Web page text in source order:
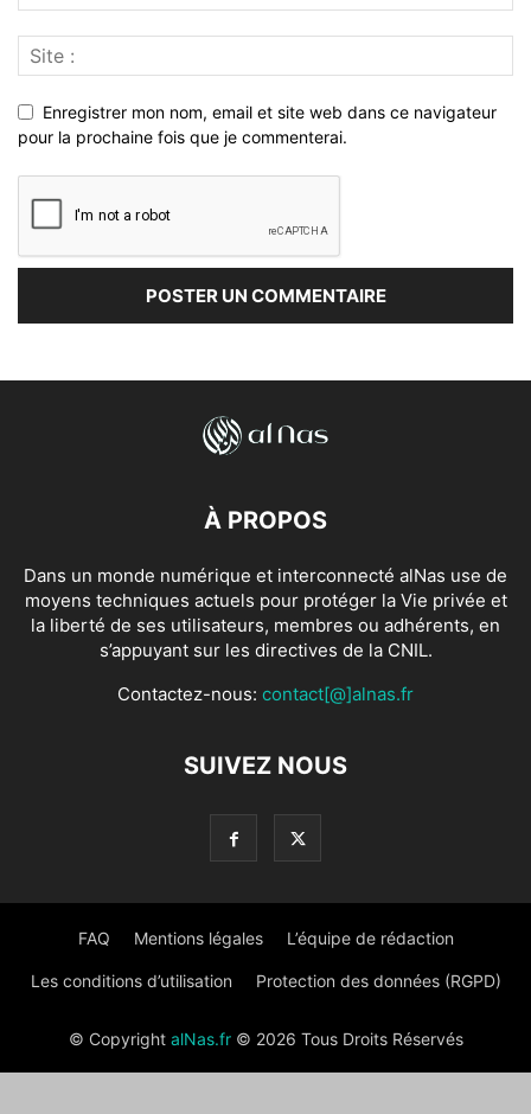
Enregistrer mon nom, email et site web dans ce navigateur
pour la prochaine fois que je commenterai.
À PROPOS
Dans un monde numérique et interconnecté alNas use de
moyens techniques actuels pour protéger la Vie privée et
la liberté de ses utilisateurs, membres ou adhérents, en
s’appuyant sur les directives de la CNIL.
Contactez-nous: contact[@]alnas.fr
SUIVEZ NOUS
FAQ Mentions légales L’équipe de rédaction
Les conditions d’utilisation Protection des données (RGPD)
© Copyright alNas.fr© 2026 Tous Droits Réservés